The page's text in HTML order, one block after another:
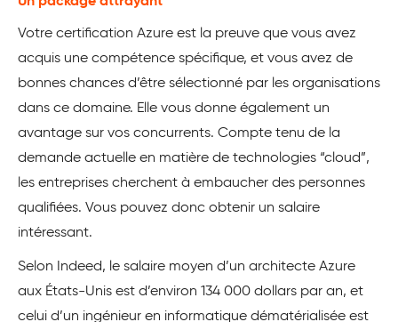
Votre certification Azure est la preuve que vous avez
acquis une compétence spécifique, et vous avez de
bonnes chances d’être sélectionné par les organisations
dans ce domaine. Elle vous donne également un
avantage sur vos concurrents. Compte tenu de la
demande actuelle en matière de technologies “cloud”,
les entreprises cherchent à embaucher des personnes
qualifiées. Vous pouvez donc obtenir un salaire
intéressant.
Selon Indeed, le salaire moyen d’un architecte Azure
aux États-Unis est d’environ 134 000 dollars par an, et
celui d’un ingénieur en informatique dématérialisée est